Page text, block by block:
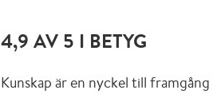
4,9 AV 5 I BETYG
Kunskap är en nyckel till